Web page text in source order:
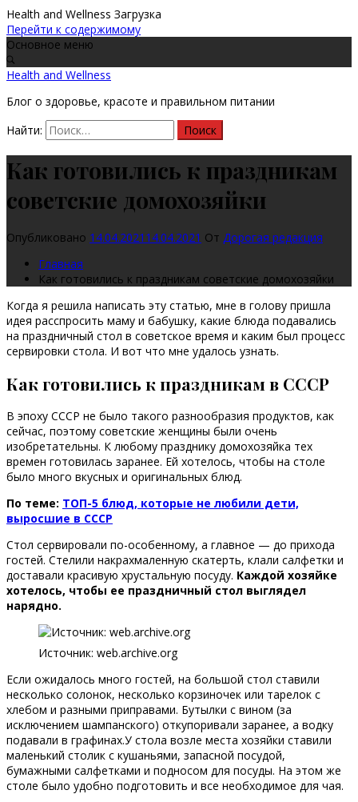
Health and Wellness Загрузка
Перейти к содержимому
Основное меню
Health and Wellness
Блог о здоровье, красоте и правильном питании
Найти:
Как готовились к праздникам
советские домохозяйки
Опубликовано 14.04.2021 14.04.2021 От Дорогая редакция
Главная
Как готовились к праздникам советские домохозяйки
Когда я решила написать эту статью, мне в голову пришла
идея расспросить маму и бабушку, какие блюда подавались
на праздничный стол в советское время и каким был процесс
сервировки стола. И вот что мне удалось узнать.
Как готовились к праздникам в СССР
В эпоху СССР не было такого разнообразия продуктов, как
сейчас, поэтому советские женщины были очень
изобретательны. К любому празднику домохозяйка тех
времен готовилась заранее. Ей хотелось, чтобы на столе
было много вкусных и оригинальных блюд.
По теме: ТОП-5 блюд, которые не любили дети,
выросшие в СССР
Стол сервировали по-особенному, а главное — до прихода
гостей. Стелили накрахмаленную скатерть, клали салфетки и
доставали красивую хрустальную посуду. Каждой хозяйке
хотелось, чтобы ее праздничный стол выглядел
нарядно.
Источник: web.archive.org
Если ожидалось много гостей, на большой стол ставили
несколько солонок, несколько корзиночек или тарелок с
хлебом и разными приправами. Бутылки с вином (за
исключением шампанского) откупоривали заранее, а водку
подавали в графинах.У стола возле места хозяйки ставили
маленький столик с кушаньями, запасной посудой,
бумажными салфетками и подносом для посуды. На этом же
столе было удобно подготовить и все необходимое для чая.